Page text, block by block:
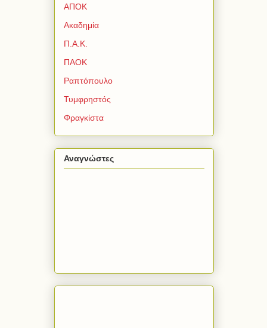
ΑΠΟΚ
Ακαδημία
Π.Α.Κ.
ΠΑΟΚ
Ραπτόπουλο
Τυμφρηστός
Φραγκίστα
Αναγνώστες